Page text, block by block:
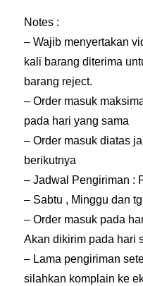
E
Y
q
u
a
n
t
Notes :
– Wajib menyertakan
kali barang diterima
barang reject.
– Order masuk
pada hari yang sama
– Order masuk diatas
berikutnya
– Jadwal Pengiriman :
– Sabtu , Minggu dan
– Order masuk pada
Akan dikirim pada hari
– Lama pengiriman
silahkan komplain ke